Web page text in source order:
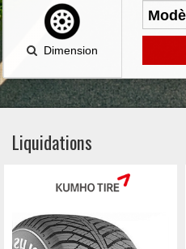
Dimension
Liquidations